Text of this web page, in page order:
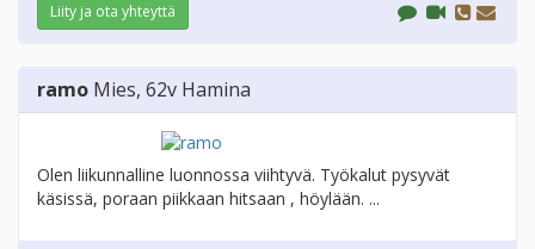
Liity ja ota yhteyttä
ramo Mies, 62v Hamina
Olen liikunnalline luonnossa viihtyvä. Työkalut pysyvät
käsissä, poraan piikkaan hitsaan , höylään. ...